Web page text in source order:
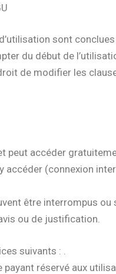
sont
du début de
de modifier les
accéder
accéder (connexion
être interrompus ou
ou de justification.
suivants : .
réservé aux